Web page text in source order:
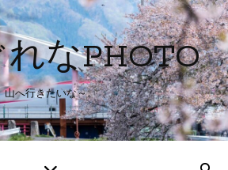
なPHOTO
山へ行きたいな～。